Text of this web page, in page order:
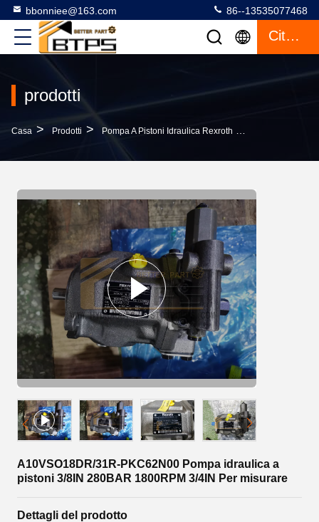
bbonniee@163.com 86--13535077468
Citazione
prodotti
Casa > Prodotti > Pompa A Pistoni Idraulica Rexroth >
A10VSO18DR/31R-PKC62N00 Pompa idraulica a
pistoni 3/8IN 280BAR 1800RPM 3/4IN Per misurare
Dettagli del prodotto